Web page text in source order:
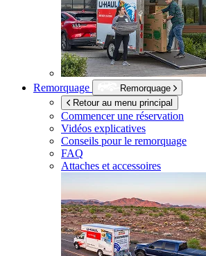
Remorquage
Remorquage
Retour au menu principal
Commencer une réservation
Vidéos explicatives
Conseils pour le remorquage
FAQ
Attaches et accessoires